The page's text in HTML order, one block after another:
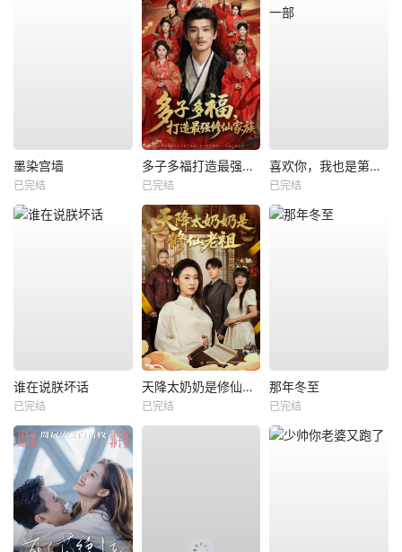
墨染宫墙
已完结
多子多福打造最强修仙家族
已完结
喜欢你，我也是第一部
已完结
谁在说朕坏话
已完结
天降太奶奶是修仙老祖
已完结
那年冬至
已完结